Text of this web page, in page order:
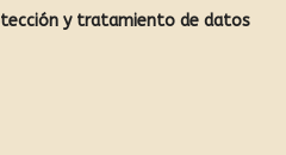
y tratamiento de datos